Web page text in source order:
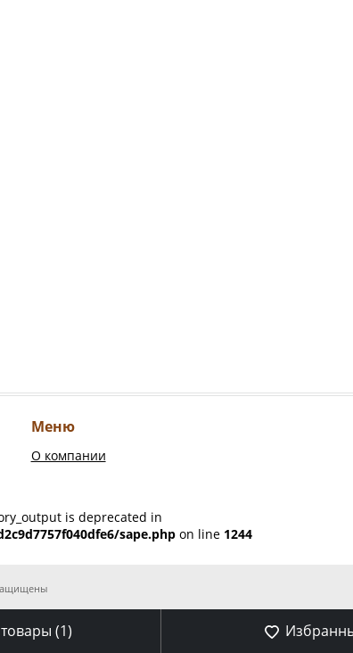
Меню
О компании
is deprecated in
sape.php on line 1244
(1)